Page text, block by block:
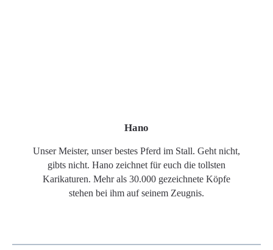
Hano
Unser Meister, unser bestes Pferd im Stall. Geht nicht,
gibts nicht. Hano zeichnet für euch die tollsten
Karikaturen. Mehr als 30.000 gezeichnete Köpfe
stehen bei ihm auf seinem Zeugnis.